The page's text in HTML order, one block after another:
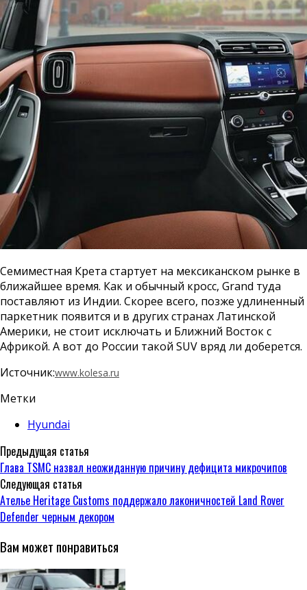
Семиместная Крета стартует на мексиканском рынке в
ближайшее время. Как и обычный кросс, Grand туда
поставляют из Индии. Скорее всего, позже удлиненный
паркетник появится и в других странах Латинской
Америки, не стоит исключать и Ближний Восток с
Африкой. А вот до России такой SUV вряд ли доберется.
Источник:www.kolesa.ru
Метки
Hyundai
Предыдущая статья
Глава TSMC назвал неожиданную причину дефицита микрочипов
Следующая статья
Ателье Heritage Customs поддержало лаконичностей Land Rover
Defender черным декором
Вам может понравиться